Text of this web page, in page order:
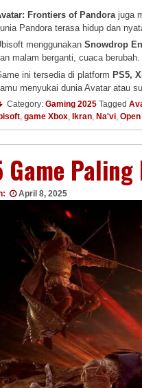
Frontiers of Pandorajuga
Pandora terasa hidup dan
menggunakanSnowdrop
malam berganti, cuaca
ini tersedia di platformPS5,
menyukai dunia Avatar atau
Category: Gaming 2025 Tagged
game Xbox Ikran Na'vi
Game
April 8, 2025